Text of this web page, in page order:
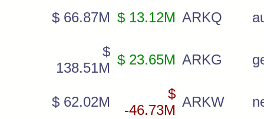
$ 66.87M $ 13.12M ARKQ
$
138.51M
$ 23.65M ARKG
$ 62.02M
$
-46.73M
ARKW